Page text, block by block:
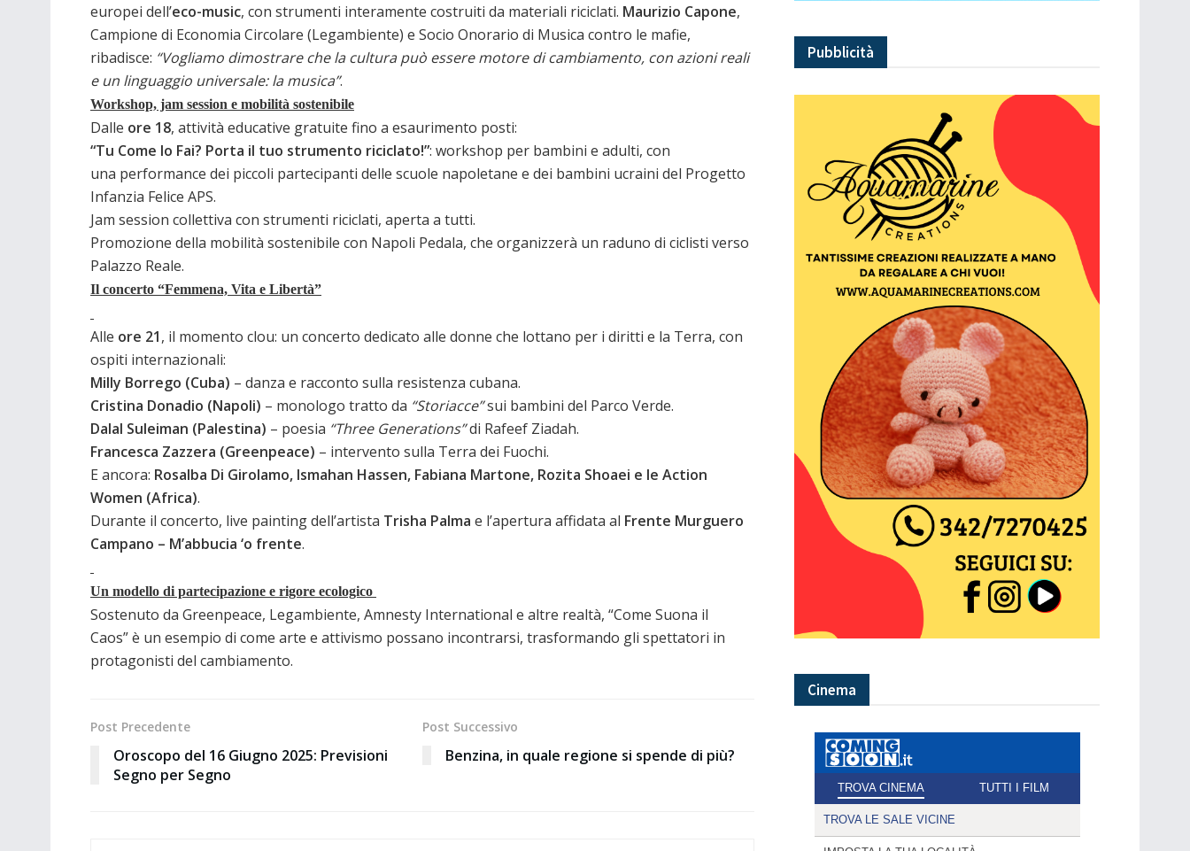
europei dell’eco-music, con strumenti interamente costruiti da materiali riciclati. Maurizio Capone,
Campione di Economia Circolare (Legambiente) e Socio Onorario di Musica contro le mafie,
ribadisce: “Vogliamo dimostrare che la cultura può essere motore di cambiamento, con azioni reali
e un linguaggio universale: la musica”.
Workshop, jam session e mobilità sostenibile
Dalle ore 18, attività educative gratuite fino a esaurimento posti:
“Tu Come lo Fai? Porta il tuo strumento riciclato!”: workshop per bambini e adulti, con
una performance dei piccoli partecipanti delle scuole napoletane e dei bambini ucraini del Progetto
Infanzia Felice APS.
Jam session collettiva con strumenti riciclati, aperta a tutti.
Promozione della mobilità sostenibile con Napoli Pedala, che organizzerà un raduno di ciclisti verso
Palazzo Reale.
Il concerto “Femmena, Vita e Libertà”
Alle ore 21, il momento clou: un concerto dedicato alle donne che lottano per i diritti e la Terra, con
ospiti internazionali:
Milly Borrego (Cuba) – danza e racconto sulla resistenza cubana.
Cristina Donadio (Napoli) – monologo tratto da “Storiacce”sui bambini del Parco Verde.
Dalal Suleiman (Palestina) – poesia “Three Generations”di Rafeef Ziadah.
Francesca Zazzera (Greenpeace) – intervento sulla Terra dei Fuochi.
E ancora: Rosalba Di Girolamo, Ismahan Hassen, Fabiana Martone, Rozita Shoaei e le Action
Women (Africa).
Durante il concerto, live painting dell’artista Trisha Palma e l’apertura affidata al Frente Murguero
Campano – M’abbucia ‘o frente.
Un modello di partecipazione e rigore ecologico
Sostenuto da Greenpeace, Legambiente, Amnesty International e altre realtà, “Come Suona il
Caos” è un esempio di come arte e attivismo possano incontrarsi, trasformando gli spettatori in
protagonisti del cambiamento.
Post Precedente
Oroscopo del 16 Giugno 2025: Previsioni
Segno per Segno
Post Successivo
Benzina, in quale regione si spende di più?
Pubblicità
Cinema